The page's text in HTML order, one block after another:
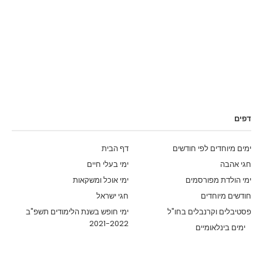
דפים
דף הבית
ימים מיוחדים לפי חודשים
ימי בעלי חיים
חגי אהבה
ימי אוכל ומשקאות
ימי הולדת מפורסמים
חגי ישראל
חודשים מיוחדים
ימי חופש בשנת הלימודים תשפ"ב
2021-2022
פסטיבלים וקרנבלים בחו"ל
ימים בינלאומיים